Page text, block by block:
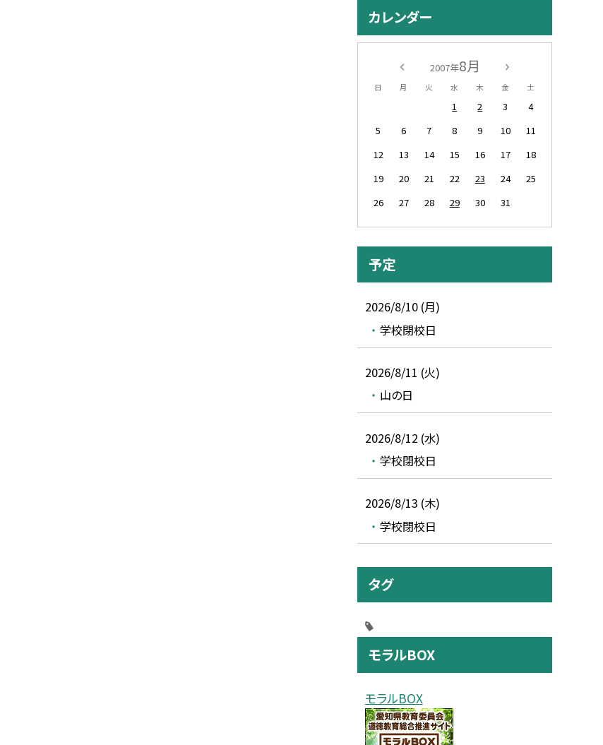
カレンダー
2007年8月
日 月 火 水 木 金 土
1 2 3
4
5
6 7 8 9 10
11
12
13 14 15 16 17
18
19
20 21 22 23 24
25
26
27 28 29 30 31
予定
2026/8/10 (月)
学校閉校日
2026/8/11 (火)
山の日
2026/8/12 (水)
学校閉校日
2026/8/13 (木)
学校閉校日
タグ
モラルBOX
モラルBOX